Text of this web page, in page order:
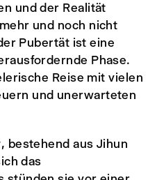
und der Realität
und noch nicht
Pubertät ist eine
Phase.
Reise mit vielen
und unerwarteten
bestehend aus Jihun
das